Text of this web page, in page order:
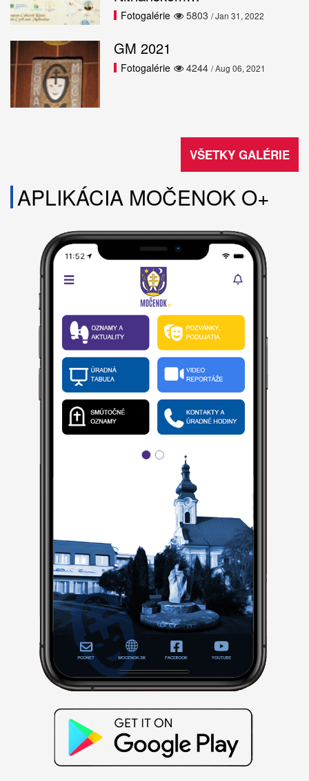
5803
Fotogalérie / Jan 31, 2022
GM 2021
4244
Fotogalérie / Aug 06, 2021
VŠETKY GALÉRIE
APLIKÁCIA MOČENOK O+